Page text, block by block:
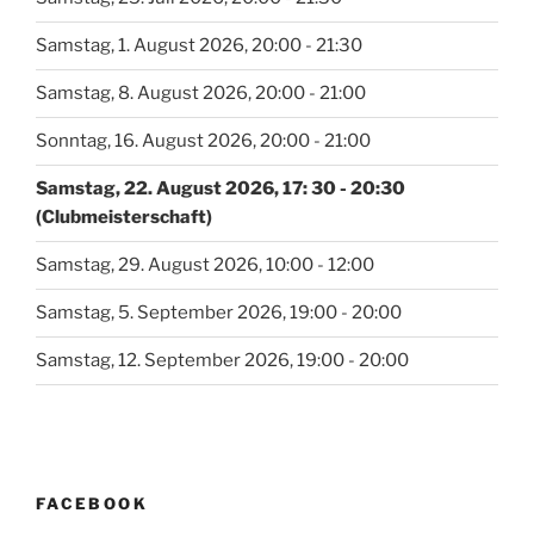
Samstag, 1. August 2026, 20:00 - 21:30
Samstag, 8. August 2026, 20:00 - 21:00
Sonntag, 16. August 2026, 20:00 - 21:00
Samstag, 22. August 2026, 17: 30 - 20:30
(Clubmeisterschaft)
Samstag, 29. August 2026, 10:00 - 12:00
Samstag, 5. September 2026, 19:00 - 20:00
Samstag, 12. September 2026, 19:00 - 20:00
FACEBOOK